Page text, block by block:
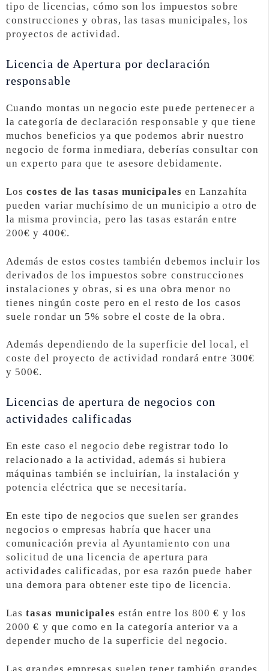
tipo de licencias, cómo son los impuestos sobre
construcciones y obras, las tasas municipales, los
proyectos de actividad.
Licencia de Apertura por declaración
responsable
Cuando montas un negocio este puede pertenecer a
la categoría de declaración responsable y que tiene
muchos beneficios ya que podemos abrir nuestro
negocio de forma inmediara, deberías consultar con
un experto para que te asesore debidamente.
Loscostes de las tasas municipales en Lanzahíta
pueden variar muchísimo de un municipio a otro de
la misma provincia, pero las tasas estarán entre
200€ y 400€.
Además de estos costes también debemos incluir los
derivados de los impuestos sobre construcciones
instalaciones y obras, si es una obra menor no
tienes ningún coste pero en el resto de los casos
suele rondar un 5% sobre el coste de la obra.
Además dependiendo de la superficie del local, el
coste del proyecto de actividad rondará entre 300€
y 500€.
Licencias de apertura de negocios con
actividades calificadas
En este caso el negocio debe registrar todo lo
relacionado a la actividad, además si hubiera
máquinas también se incluirían, la instalación y
potencia eléctrica que se necesitaría.
En este tipo de negocios que suelen ser grandes
negocios o empresas habría que hacer una
comunicación previa al Ayuntamiento con una
solicitud de una licencia de apertura para
actividades calificadas, por esa razón puede haber
una demora para obtener este tipo de licencia.
Lastasas municipales están entre los 800 € y los
2000 € y que como en la categoría anterior va a
depender mucho de la superficie del negocio.
Las grandes empresas suelen tener también grandes